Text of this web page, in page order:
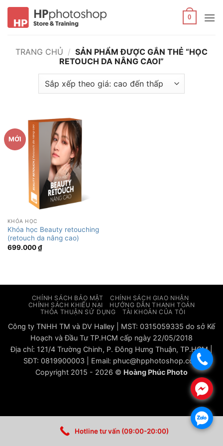
.
.
.
Bỏ
nội
0
TRANG CHỦ / SẢN PHẨM ĐƯỢC GẮN THẺ “HỌC
RETOUCH DA NÂNG CAOI”
MỚI
KHÓA HỌC
Khóa học Beauty retouching
(retouch da nâng cao)
699.000₫
CHÍNH SÁCH BẢO MẬT
CHÍNH SÁCH GIAO NHẬN
CHÍNH SÁCH KHIẾU NẠI
HƯỚNG DẪN THANH TOÁN
THỎA THUẬN SỬ DỤNG
TÀI KHOẢN CỦA TÔI
Công ty TNHH TM và DV Halley | MST: 0315059335 do sở Kế
Hoạch và Đầu Tư TP.HCM cấp ngày 22/05/2018
Địa chỉ: 121/4 Trường Chinh, P. Đông Hưng Thuận, TP.HCM |
SĐT: 0819900003 | Email: phuc@hpphotoshop.com
Copyright 2015 - 2026 © Hoàng Phúc Photo
Hotline tư vấn (09:00-20:00)